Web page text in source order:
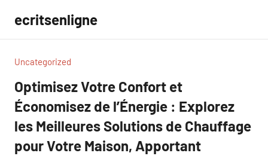
contenu
ecritsenligne
Uncategorized
Optimisez Votre Confort et
Économisez de l’Énergie : Explorez
les Meilleures Solutions de Chauffage
pour Votre Maison, Apportant